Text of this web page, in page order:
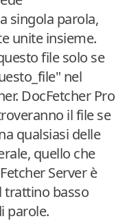
singola parola,
unite insieme.
file solo se
nel
DocFetcher Pro
il file se
qualsiasi delle
quello che
Server è
trattino basso
parole.